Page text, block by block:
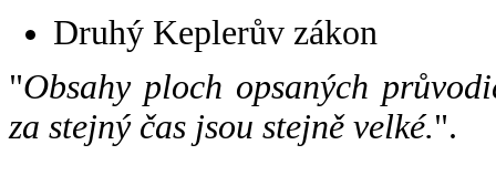
Druhý Keplerův zákon
"Obsahy ploch opsaných
za stejný čas jsou stejně velké.".